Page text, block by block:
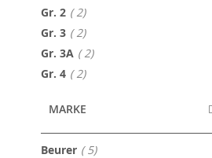
Gr. 2 2Artikel
Gr. 3 2Artikel
Gr. 3A 2Artikel
Gr. 4 2Artikel
MARKE
Beurer 5Artikel